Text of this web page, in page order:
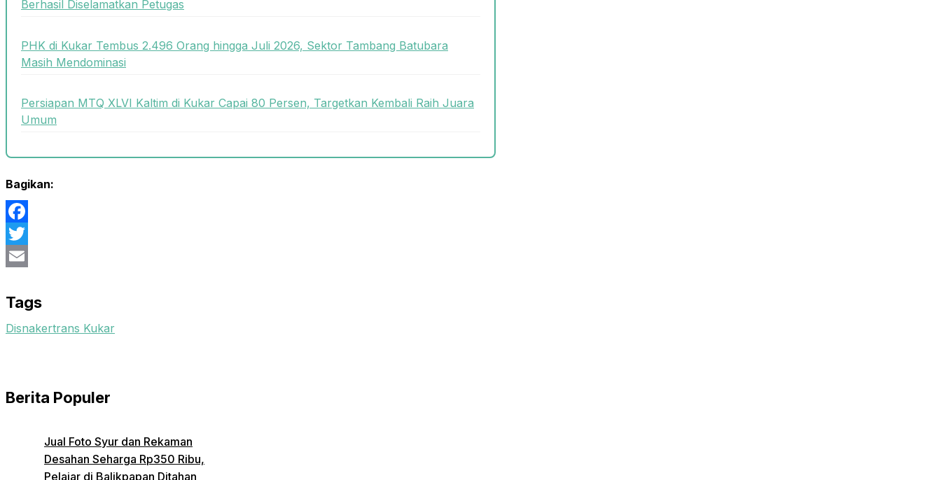
Berhasil Diselamatkan Petugas
PHK di Kukar Tembus 2.496 Orang hingga Juli 2026, Sektor Tambang Batubara
Masih Mendominasi
Persiapan MTQ XLVI Kaltim di Kukar Capai 80 Persen, Targetkan Kembali Raih Juara
Umum
Bagikan:
Facebook
Twitter
Tags
Disnakertrans Kukar
Berita Populer
Jual Foto Syur dan Rekaman
Desahan Seharga Rp350 Ribu,
Pelajar di Balikpapan Ditahan